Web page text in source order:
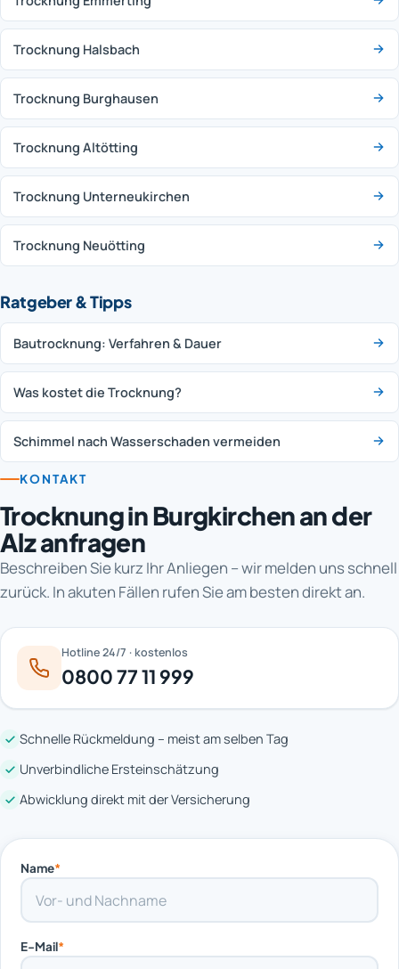
Trocknung Halsbach
Trocknung Burghausen
Trocknung Altötting
Trocknung Unterneukirchen
Trocknung Neuötting
Ratgeber & Tipps
Bautrocknung: Verfahren & Dauer
Was kostet die Trocknung?
Schimmel nach Wasserschaden vermeiden
KONTAKT
Trocknung in Burgkirchen an der
Alz anfragen
Beschreiben Sie kurz Ihr Anliegen – wir melden uns schnell
zurück. In akuten Fällen rufen Sie am besten direkt an.
Hotline 24/7 · kostenlos
0800 77 11 999
Schnelle Rückmeldung – meist am selben Tag
Unverbindliche Ersteinschätzung
Abwicklung direkt mit der Versicherung
Name*
E-Mail*